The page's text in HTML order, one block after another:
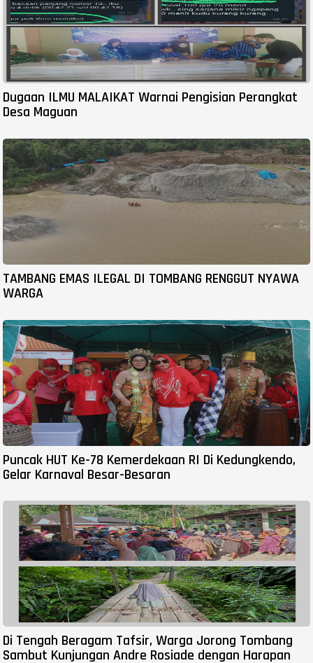
Dugaan ILMU MALAIKAT Warnai Pengisian Perangkat
Desa Maguan
TAMBANG EMAS ILEGAL DI TOMBANG RENGGUT NYAWA
WARGA
Puncak HUT Ke-78 Kemerdekaan RI Di Kedungkendo,
Gelar Karnaval Besar-Besaran
Di Tengah Beragam Tafsir, Warga Jorong Tombang
Sambut Kunjungan Andre Rosiade dengan Harapan